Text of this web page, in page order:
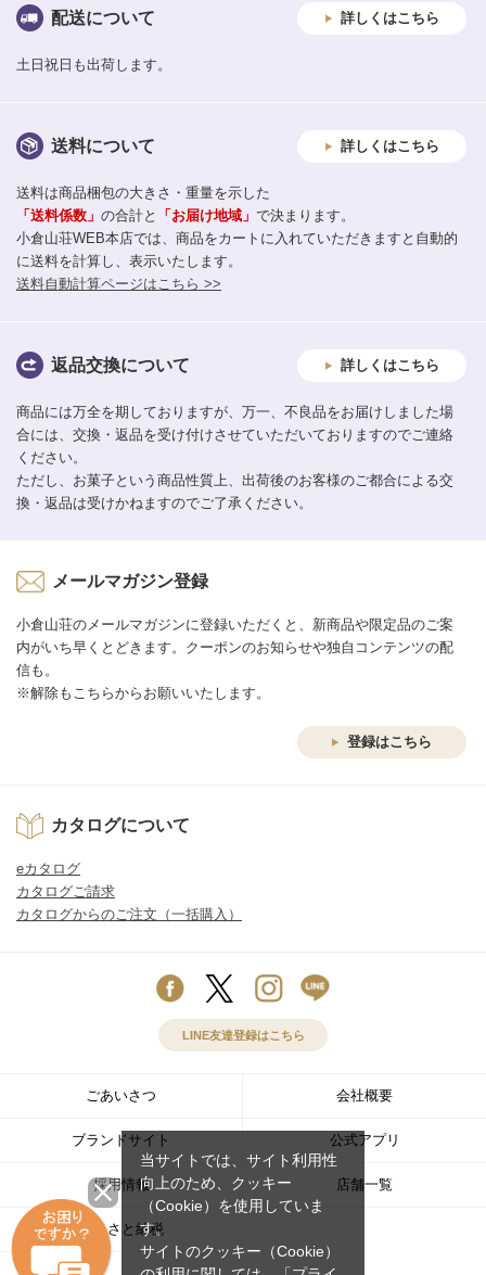
配送について 詳しくはこちら
土日祝日も出荷します。
送料について 詳しくはこちら
送料は商品梱包の大きさ・重量を示した
「送料係数」 の合計と 「お届け地域」 で決まります。
小倉山荘WEB本店では、商品をカートに入れていただきますと自動的
に送料を計算し、表示いたします。
送料自動計算ページはこちら >>
返品交換について 詳しくはこちら
商品には万全を期しておりますが、万一、不良品をお届けしました場
合には、交換・返品を受け付けさせていただいておりますのでご連絡
ください。
ただし、お菓子という商品性質上、出荷後のお客様のご都合による交
換・返品は受けかねますのでご了承ください。
メールマガジン登録
小倉山荘のメールマガジンに登録いただくと、新商品や限定品のご案
内がいち早くとどきます。クーポンのお知らせや独自コンテンツの配
信も。
※解除もこちらからお願いいたします。
登録はこちら
カタログについて
eカタログ
カタログご請求
カタログからのご注文（一括購入）
LINE友達登録はこちら
ごあいさつ 会社概要
ブランドサイト 公式アプリ
採用情報 店舗一覧
ふるさと納税
当サイトでは、サイト利用性
向上のため、クッキー
（Cookie）を使用していま
す。
サイトのクッキー（Cookie）